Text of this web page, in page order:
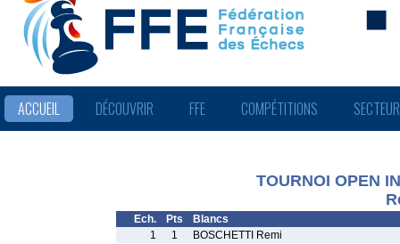
ACCUEIL DÉCOUVRIR FFE COMPÉTITIONS
TOURNOI OPEN
Ech. Pts
Blancs
1
1
BOSCHETTI Remi